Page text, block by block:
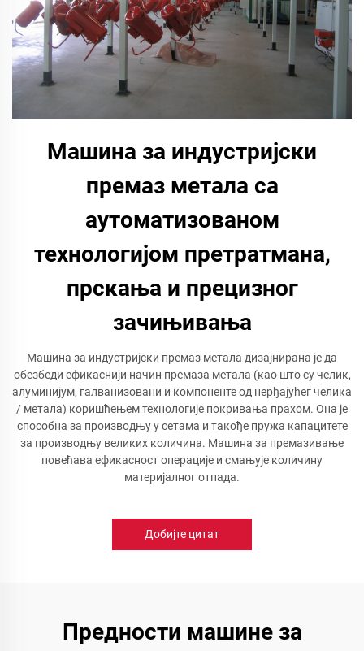
Машина за индустријски
премаз метала са
аутоматизованом
технологијом претратмана,
прскања и прецизног
зачињивања
Машина за индустријски премаз метала дизајнирана је да
обезбеди ефикаснији начин премаза метала (као што су челик,
алуминијум, галванизовани и компоненте од нерђајућег челика
/ метала) коришћењем технологије покривања прахом. Она је
способна за производњу у сетама и такође пружа капацитете
за производњу великих количина. Машина за премазивање
повећава ефикасност операције и смањује количину
материјалног отпада.
Добијте цитат
Предности машине за